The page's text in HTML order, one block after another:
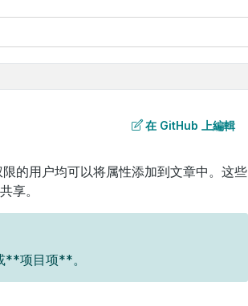
的用户均可以将属性添加到文章中。这些
享。
**项目项**。
在 GitHub 上編輯